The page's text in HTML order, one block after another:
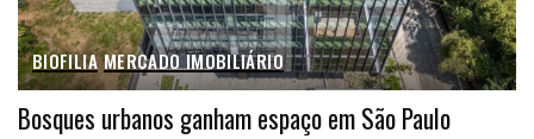
BIOFILIA MERCADO IMOBILIÁRIO
Bosques urbanos ganham espaço em São Paulo